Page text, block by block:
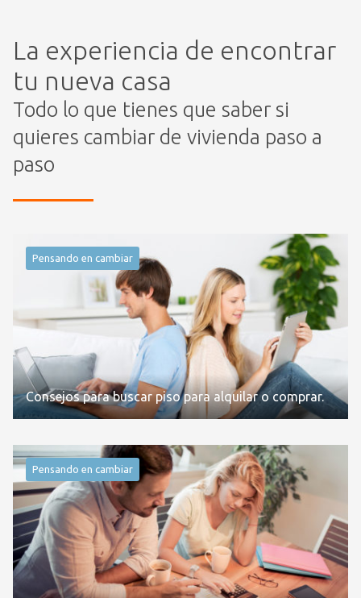
La experiencia de encontrar
tu nueva casa
Todo lo que tienes que saber si
quieres cambiar de vivienda paso a
paso
Pensando en cambiar
Consejos para buscar piso para alquilar o comprar.
Pensando en cambiar